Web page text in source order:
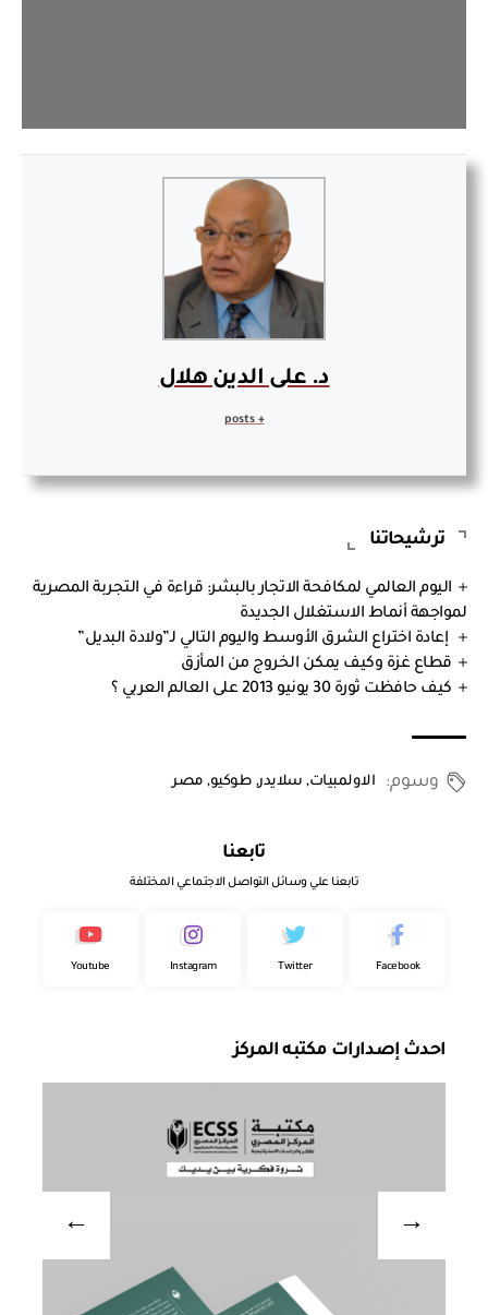
د. على الدين هلال
ترشيحاتنا
اليوم العالمي لمكافحة الاتجار بالبشر: قراءة في التجربة المصرية
لمواجهة أنماط الاستغلال الجديدة
إعادة اختراع الشرق الأوسط واليوم التالي لـ”ولادة البديل”
قطاع غزة وكيف يمكن الخروج من المأزق
كيف حافظت ثورة 30 يونيو 2013 على العالم العربي ؟
وسوم: الاولمبيات,سلايدر,طوكيو,مصر
تابعنا
تابعنا علي وسائل التواصل الاجتماعي المختلفة
Facebook
Twitter
Instagram
Youtube
احدث إصدارات مكتبه المركز